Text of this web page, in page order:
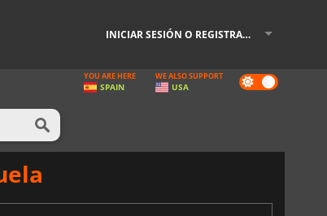
INICIAR SESIÓN O REGISTRARSE
Dark
mode
YOU ARE HERE
SPAIN
WE ALSO SUPPORT
USA